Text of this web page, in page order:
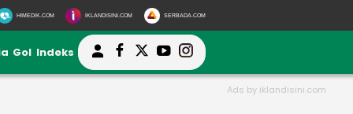
HIMEDIK.COM IKLANDISINI.COM SERBADA.COM
Gol Indeks